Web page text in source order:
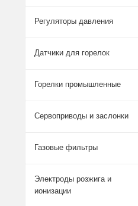
Регуляторы давления
Датчики для горелок
Горелки промышленные
Сервоприводы и заслонки
Газовые фильтры
Электроды розжига и
ионизации